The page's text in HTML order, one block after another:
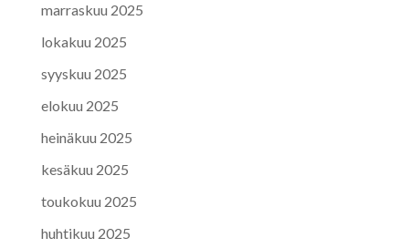
marraskuu 2025
lokakuu 2025
syyskuu 2025
elokuu 2025
heinäkuu 2025
kesäkuu 2025
toukokuu 2025
huhtikuu 2025